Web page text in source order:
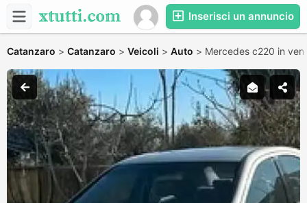
Inserisci un annuncio
Catanzaro > Catanzaro > Veicoli > Auto > Mercedes c220 in